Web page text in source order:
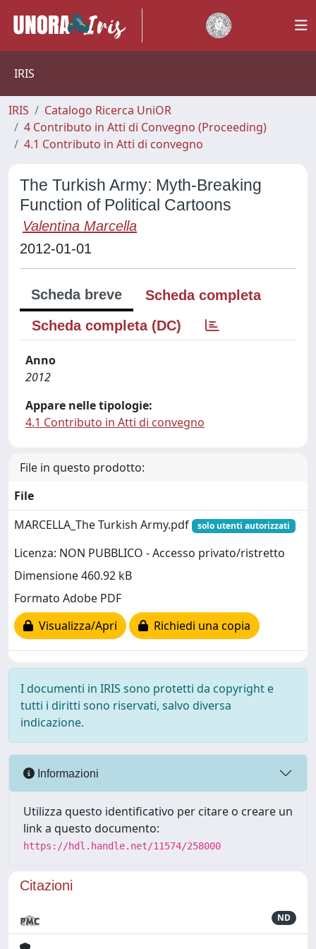
IRIS
IRIS
Catalogo Ricerca UniOR
4 Contributo in Atti di Convegno (Proceeding)
4.1 Contributo in Atti di convegno
The Turkish Army: Myth-Breaking
Function of Political Cartoons
Valentina Marcella
2012-01-01
Scheda breve
Scheda completa
Scheda completa (DC)
Anno
2012
Appare nelle tipologie:
4.1 Contributo in Atti di convegno
File in questo prodotto:
File
MARCELLA_The Turkish Army.pdf
solo utenti autorizzati
Licenza: NON PUBBLICO - Accesso privato/ristretto
Dimensione 460.92 kB
Formato Adobe PDF
Visualizza/Apri
Richiedi una copia
I documenti in IRIS sono protetti da copyright e
tutti i diritti sono riservati, salvo diversa
indicazione.
Informazioni
Utilizza questo identificativo per citare o creare un
link a questo documento:
https://hdl.handle.net/11574/258000
Citazioni
ND